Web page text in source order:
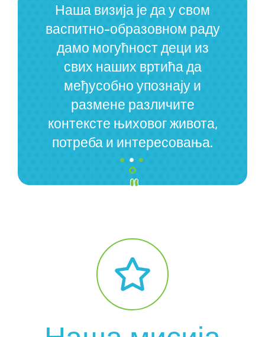
Наша визија је да у свом
васпитно-образовном раду
дамо могућност деци из
свих наших вртића да
међусобно упознају и
размене различите
контексте њиховог живота,
потреба и интересовања.
...